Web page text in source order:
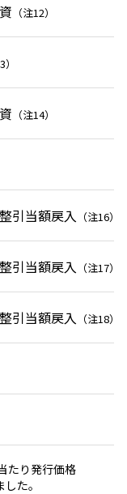
（注12）
（注14）
引当額戻入 （注16）
引当額戻入 （注17）
引当額戻入 （注18）
たり発行価格
た。